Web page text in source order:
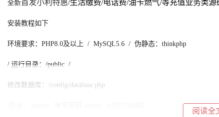
全新首发小利特惠/生活缴费/电话费/油卡燃气/等充值业务类
安装教程如下
环境要求：PHP8.0及以上 / MySQL5.6 / 伪静态：thinkphp
/ 运行目录：/public /
修改数据库：/config/database.php
阅读全